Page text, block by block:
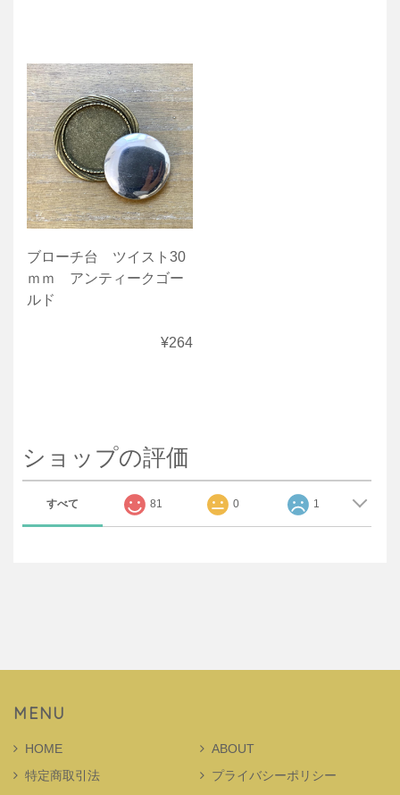
ブローチ台 ツイスト30
ｍｍ アンティークゴー
ルド
¥264
ショップの評価
すべて 81 0 1
MENU
HOME
ABOUT
特定商取引法
プライバシーポリシー